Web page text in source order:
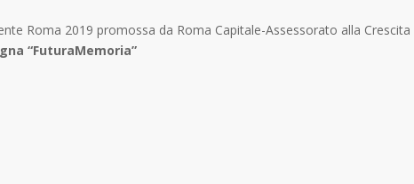
Roma 2019 promossa da Roma Capitale-Assessorato alla Crescita
“FuturaMemoria”